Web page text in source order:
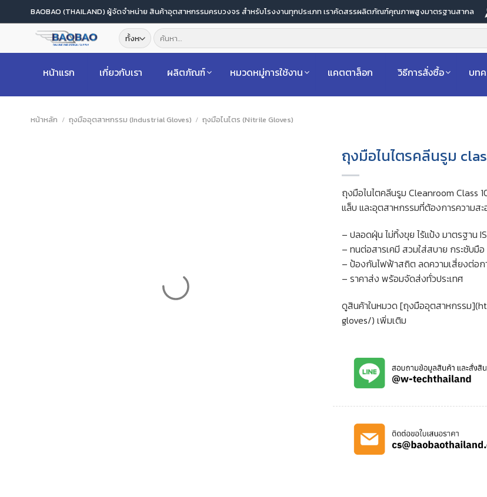
ไป
เนื้อหา
BAOBAO (THAILAND) ผู้จัดจำหน่าย สินค้าอุตสาหกรรมครบวงจร สำหรับโรงงานทุกประเภท เราคัดสรรผลิตภัณฑ์คุณภาพสูงมาตรฐานสากล
ค้นหา:
หน้าแรก เกี่ยวกับเรา ผลิตภัณฑ์ หมวดหมู่การใช้งาน แคตตาล็อก วิธีการสั่งซื้อ บท
หน้าหลัก / ถุงมืออุตสาหกรรม (Industrial Gloves) / ถุงมือไนไตร (Nitrile Gloves)
ถุงมือไนไตรคลีนรูม
ถุงมือไนไตคลีนรูม Cleanroom Class
แล็บ และอุตสาหกรรมที่ต้องการความส
– ปลอดฝุ่น ไม่ทิ้งขุย ไร้แป้ง มาตรฐาน
– ทนต่อสารเคมี สวมใส่สบาย กระชับมือ
– ป้องกันไฟฟ้าสถิต ลดความเสี่ยงต่อก
– ราคาส่ง พร้อมจัดส่งทั่วประเทศ
ดูสินค้าในหมวด [ถุงมืออุตสาหกรรม
gloves/) เพิ่มเติม